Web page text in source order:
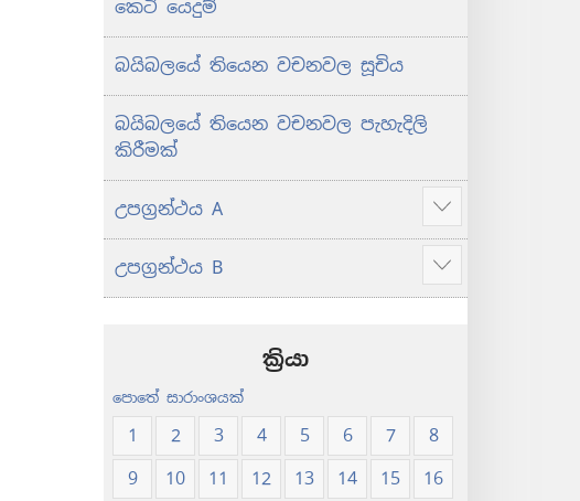
කෙටි යෙදුම්
බයිබලයේ තියෙන වචනවල සූචිය
බයිබලයේ තියෙන වචනවල පැහැදිලි
කිරීමක්
උපග්‍රන්ථය A
Show
more
උපග්‍රන්ථය B
Show
more
ක්‍රියා
පොතේ සාරාංශයක්
1 2 3 4 5 6 7
8
9
10 11 12 13 14 15
16